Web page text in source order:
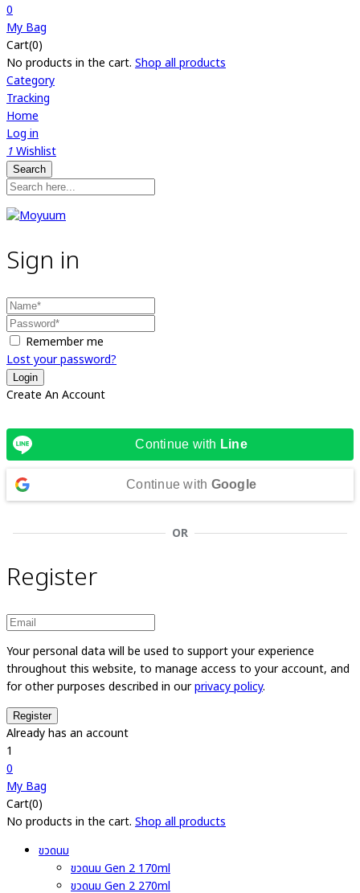
0
My Bag
Cart(0)
No products in the cart. Shop all products
Category
Tracking
Home
Log in
1Wishlist
Search
Sign in
Remember me
Lost your password?
Create An Account
Continue with Line
Continue with Google
OR
Register
Your personal data will be used to support your experience
throughout this website, to manage access to your account, and
for other purposes described in ourprivacy policy.
Already has an account
1
0
My Bag
Cart(0)
No products in the cart. Shop all products
ขวดนม
ขวดนม Gen 2 170ml
ขวดนม Gen 2 270ml